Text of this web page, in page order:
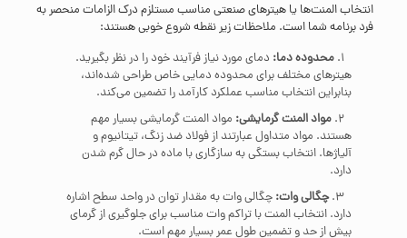
انتخاب المنت‌ها یا هیترهای صنعتی مناسب مستلزم درک الزامات منحصر به
فرد برنامه شما است. ملاحظات زیر نقطه شروع خوبی هستند:
محدوده دما: دمای مورد نیاز فرآیند خود را در نظر بگیرید.
هیترهای مختلف برای محدوده دمایی خاص طراحی شده‌اند،
بنابراین انتخاب مناسب عملکرد کارآمد را تضمین می‌کند.
مواد المنت گرمایشی: مواد المنت گرمایشی بسیار مهم
هستند. مواد متداول عبارتند از فولاد ضد زنگ، تیتانیوم و
آلیاژها. انتخاب بستگی به سازگاری با ماده در حال گرم شدن
دارد.
چگالی وات: چگالی وات به مقدار توان در واحد سطح اشاره
دارد. انتخاب المنت با تراکم وات مناسب برای جلوگیری از گرمای
بیش از حد و تضمین طول عمر بسیار مهم است.